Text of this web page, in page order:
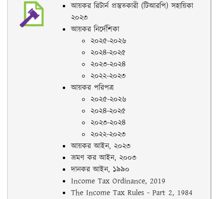
আয়কর রিটার্ন প্রস্তুতকারী (টিআরপি) সহায়িকা
২০২৩
আয়কর নির্দেশিকা
২০২৫-২০২৬
২০২৪-২০২৫
২০২৩-২০২৪
২০২২-২০২৩
আয়কর পরিপত্র
২০২৫-২০২৬
২০২৪-২০২৫
২০২৩-২০২৪
২০২২-২০২৩
আয়কর আইন, ২০২৩
ভ্রমণ কর আইন, ২০০৩
দানকর আইন, ১৯৯০
Income Tax Ordinance, 2019
The Income Tax Rules - Part 2, 1984